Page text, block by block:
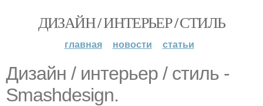
ДИЗАЙН / ИНТЕРЬЕР / СТИЛЬ
главная новости статьи
Дизайн / интерьер / стиль -
Smashdesign.